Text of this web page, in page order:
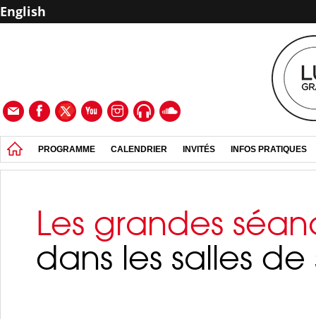
English
PROGRAMME CALENDRIER INVITÉS INFOS PRATIQUES
Les grandes
dans les salles